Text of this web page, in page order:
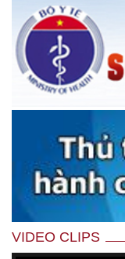
VIDEO CLIPS